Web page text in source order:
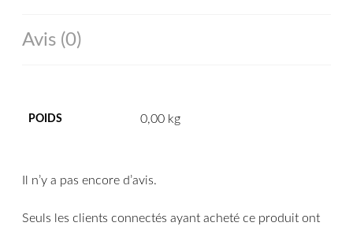
Avis (0)
POIDS 0,00 kg
Il n’y a pas encore d’avis.
Seuls les clients connectés ayant acheté ce produit ont